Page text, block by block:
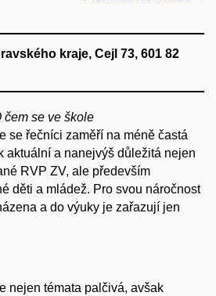
kraje, Cejl 73, 601 82
čem se ve škole
se řečníci zaměří na méně častá
aktuální a nanejvýš důležitá nejen
RVP ZV, ale především
děti a mládež. Pro svou náročnost
a do výuky je zařazují jen
nejen témata palčivá, avšak